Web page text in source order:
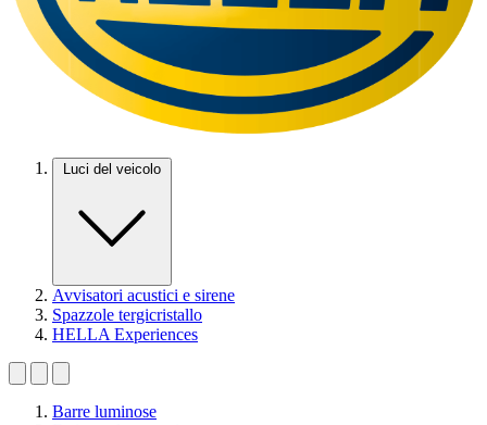
Luci del veicolo
Avvisatori acustici e sirene
Spazzole tergicristallo
HELLA Experiences
Barre luminose